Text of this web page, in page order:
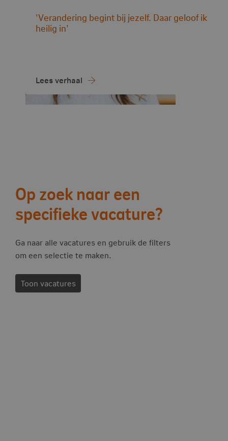
'Verandering begint bij jezelf. Daar geloof ik
heilig in'
Lees verhaal
Op zoek naar een
specifieke vacature?
Ga naar alle vacatures en gebruik de filters
om een selectie te maken.
Toon vacatures